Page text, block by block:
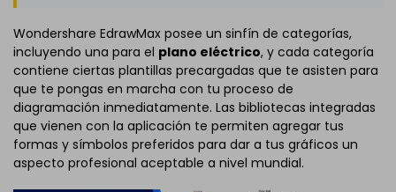
Wondershare EdrawMax posee un sinfín de categorías,
incluyendo una para el plano eléctrico, y cada categoría
contiene ciertas plantillas precargadas que te asisten para
que te pongas en marcha con tu proceso de
diagramación inmediatamente. Las bibliotecas integradas
que vienen con la aplicación te permiten agregar tus
formas y símbolos preferidos para dar a tus gráficos un
aspecto profesional aceptable a nivel mundial.